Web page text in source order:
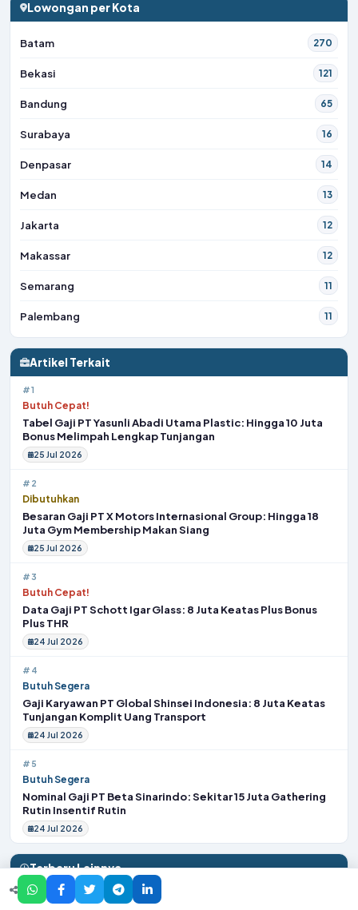
Lowongan per Kota
Batam 270
Bekasi 121
Bandung 65
Surabaya 16
Denpasar 14
Medan 13
Jakarta 12
Makassar 12
Semarang 11
Palembang 11
Artikel Terkait
#1
Butuh Cepat!
Tabel Gaji PT Yasunli Abadi Utama Plastic: Hingga 10 Juta
Bonus Melimpah Lengkap Tunjangan
25 Jul 2026
#2
Dibutuhkan
Besaran Gaji PT X Motors Internasional Group: Hingga 18
Juta Gym Membership Makan Siang
25 Jul 2026
#3
Butuh Cepat!
Data Gaji PT Schott Igar Glass: 8 Juta Keatas Plus Bonus
Plus THR
24 Jul 2026
#4
Butuh Segera
Gaji Karyawan PT Global Shinsei Indonesia: 8 Juta Keatas
Tunjangan Komplit Uang Transport
24 Jul 2026
#5
Butuh Segera
Nominal Gaji PT Beta Sinarindo: Sekitar 15 Juta Gathering
Rutin Insentif Rutin
24 Jul 2026
Terbaru Lainnya
#1